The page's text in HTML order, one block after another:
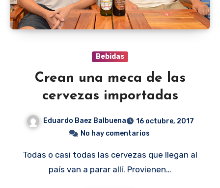
Bebidas
Crean una meca de las
cervezas importadas
Eduardo Baez Balbuena
16 octubre, 2017
No hay comentarios
Todas o casi todas las cervezas que llegan al
país van a parar allí. Provienen…